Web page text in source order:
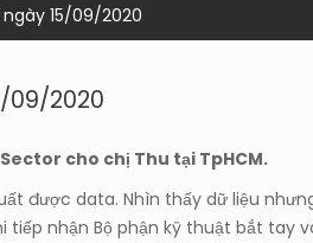
15/09/2020
09/2020
cho chị Thu tại TpHCM.
được data. Nhìn thấy dữ liệu
nhận Bộ phận kỹ thuật bắt tay